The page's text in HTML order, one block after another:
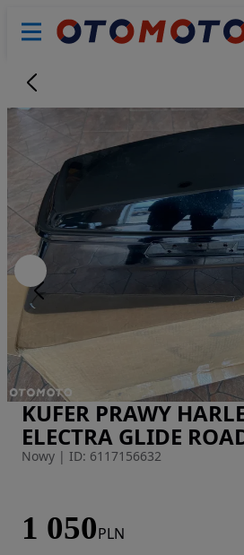
Zdjęcie 1 z 6
KUFER PRAWY
ELECTRA GLIDE
Nowy | ID: 6117156632
1 050PLN